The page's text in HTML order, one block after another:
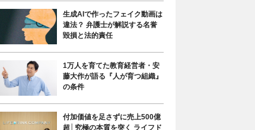
生成AIで作ったフェイク動画は
違法？ 弁護士が解説する名誉
毀損と法的責任
1万人を育てた教育経営者・安
藤大作が語る『人が育つ組織』
の条件
付加価値を足さずに売上500億
超│究極の本質を突く ライフド